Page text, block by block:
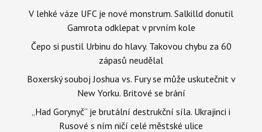
V lehké váze UFC je nové monstrum. Salkilld donutil
Gamrota odklepat v prvním kole
Čepo si pustil Urbinu do hlavy. Takovou chybu za 60
zápasů neudělal
Boxerský souboj Joshua vs. Fury se může uskutečnit v
New Yorku. Britové se brání
„Had Gorynyč“ je brutální destrukční síla. Ukrajinci i
Rusové s ním ničí celé městské ulice